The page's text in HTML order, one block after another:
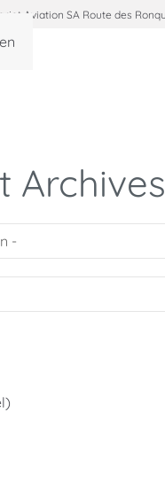
Aviation SA Route des
Archives